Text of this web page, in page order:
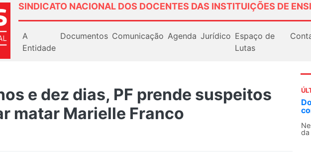
SINDICATO NACIONAL DOS DOCENTES DAS INSTITUIÇÕES DE
A
Entidade
Documentos Comunicação Agenda Jurídico Espaço de
Lutas
e dez dias, PF prende suspeitos
matar Marielle Franco
O